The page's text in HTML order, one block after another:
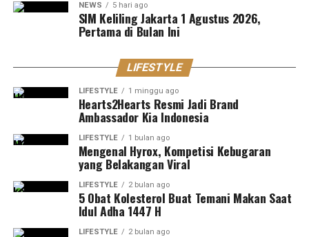
NEWS 5 hari ago
SIM Keliling Jakarta 1 Agustus 2026,
Pertama di Bulan Ini
LIFESTYLE
LIFESTYLE 1 minggu ago
Hearts2Hearts Resmi Jadi Brand
Ambassador Kia Indonesia
LIFESTYLE 1 bulan ago
Mengenal Hyrox, Kompetisi Kebugaran
yang Belakangan Viral
LIFESTYLE 2 bulan ago
5 Obat Kolesterol Buat Temani Makan Saat
Idul Adha 1447 H
LIFESTYLE 2 bulan ago